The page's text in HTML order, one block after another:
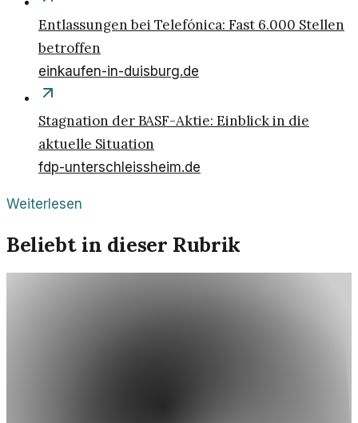
Entlassungen bei Telefónica: Fast 6.000 Stellen
betroffen
einkaufen-in-duisburg.de
Stagnation der BASF-Aktie: Einblick in die
aktuelle Situation
fdp-unterschleissheim.de
Weiterlesen
Beliebt in dieser Rubrik